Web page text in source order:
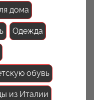
дома
Одежда
обувь
из Италии